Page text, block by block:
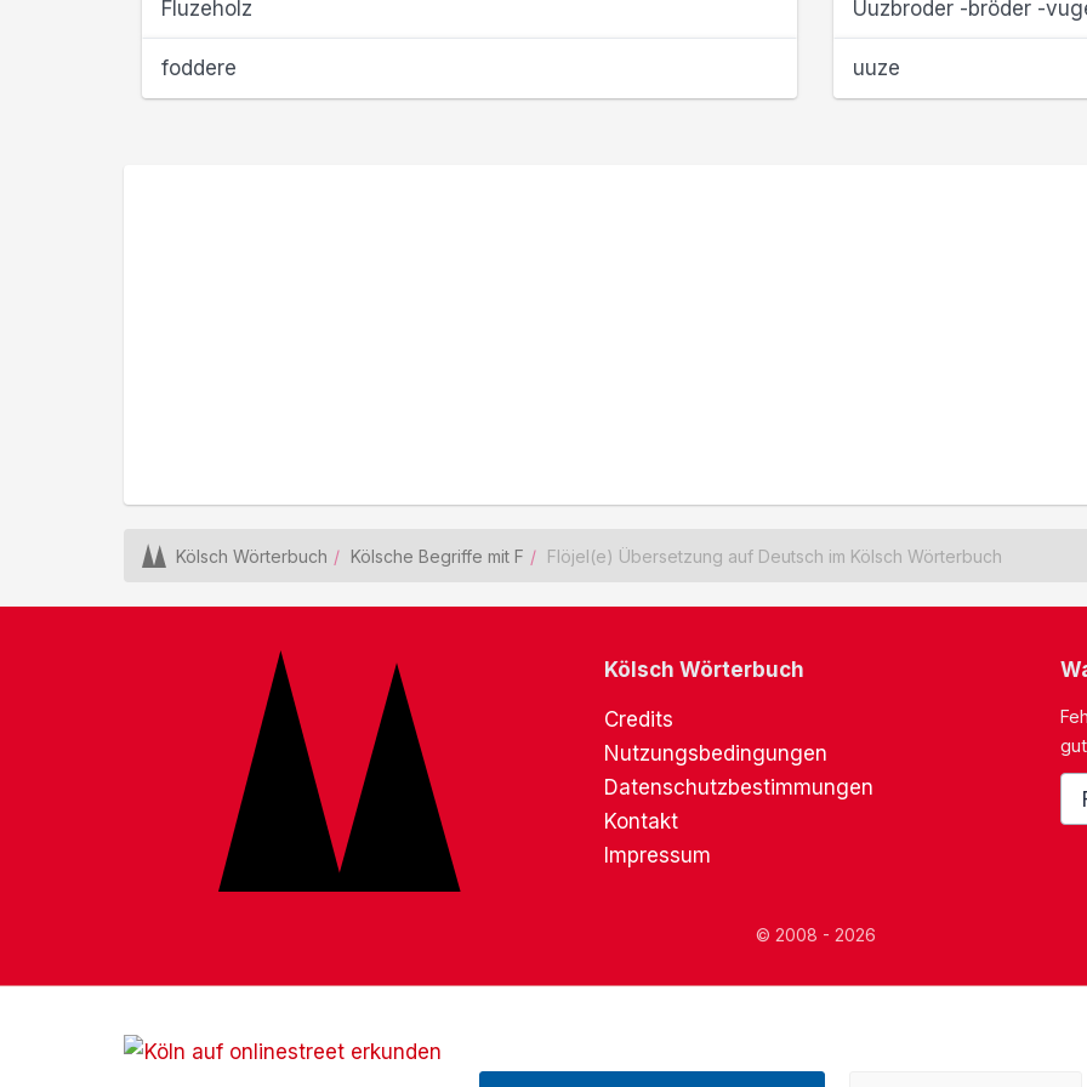
Fluzeholz
foddere
Uuzbroder -bröder -
uuze
Kölsch Wörterbuch Kölsche Begriffe mit F Flöjel(e) Übersetzung auf Deutsch im Kölsch Wörterbuch
Kölsch Wörterbuch
Credits
Nutzungsbedingungen
Datenschutzbestimmungen
Kontakt
Impressum
© 2008 - 2026